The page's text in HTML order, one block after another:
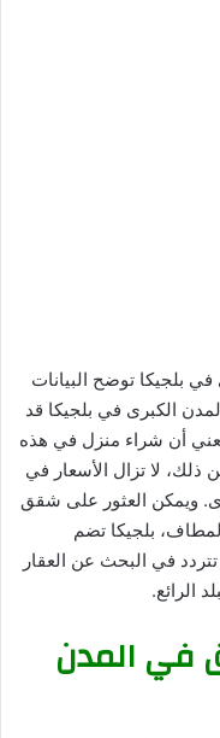
بلجيكا توضح البيانات
الكبرى في بلجيكا قد
وهذا يعني أن شراء منزل في هذه
ذلك، لا تزال الأسعار في
ويمكن العثور على شقق
بلجيكا تضم
في البحث عن العقار
الرائع.
في المدن